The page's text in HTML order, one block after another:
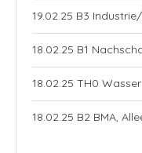
19.02.25 B3
18.02.25 B1
18.02.25 TH0
18.02.25 B2 BMA,